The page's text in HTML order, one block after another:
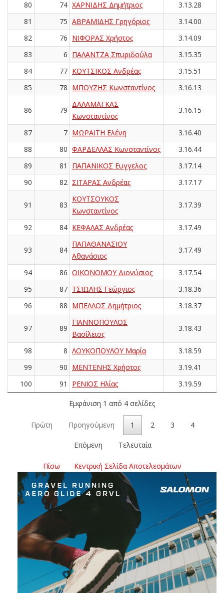
80
74 ΧΑΡΝΙΔΗΣ Δημήτριος
3.13.28
81
75 ΑΒΡΑΜΙΔΗΣ Γρηγόριος
3.14.00
82
76 ΝΙΦΟΡΑΣ Χρήστος
3.14.09
83
6 ΠΑΛΑΝΤΖΑ Σπυριδούλα
3.15.35
84
77 ΚΟΥΤΣΙΚΟΣ Ανδρέας
3.15.51
85
78 ΜΠΟΥΖΗΣ Κωνσταντίνος 3.16.13
86 79
ΔΑΛΑΜΑΓΚΑΣ
Κωνσταντίνος
3.16.15
87 7 ΜΩΡΑΪΤΗ Ελένη
3.16.40
88
80 ΦΑΡΔΕΛΛΑΣ Κωνσταντίνος
3.16.44
89
81 ΠΑΠΑΝΙΚΟΣ Ευγγελος
3.17.14
90
82 ΣΙΤΑΡΑΣ Ανδρέας 3.17.17
91 83
ΚΟΥΤΣΟΥΚΟΣ
Κωνσταντίνος
3.17.39
92 84 ΚΕΦΑΛΑΣ Ανδρέας 3.17.49
93 84
ΠΑΠΑΘΑΝΑΣΙΟΥ
Αθανάσιος
3.17.49
94 86 ΟΙΚΟΝΟΜΟΥ Διονύσιος
3.17.54
95
87 ΤΣΙΩΛΗΣ Γεώργιος
3.18.36
96
88 ΜΠΕΛΛΟΣ Δημήτριος 3.18.37
97 89
ΓΙΑΝΝΟΠΟΥΛΟΣ
Βασίλειος
3.18.43
98 8 ΛΟΥΚΟΠΟΥΛΟΥ Μαρία
3.18.59
99
90 ΜΕΝΤΕΝΗΣ Χρήστος
3.19.41
100
91 ΡΕΝΙΟΣ Ηλίας 3.19.59
Εμφάνιση 1 από 4 σελίδες
Πρώτη Προηγούμενη 1 2 3 4
Επόμενη Τελευταία
Πίσω Κεντρική Σελίδα Αποτελεσμάτων